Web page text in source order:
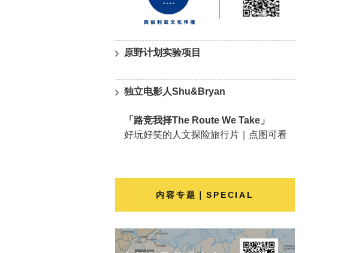
原野计划实验项目
独立电影人Shu&Bryan
「路竞我择The Route We Take」
好玩好笑的人文探险旅行片｜点图可看
内容专题｜SPECIAL